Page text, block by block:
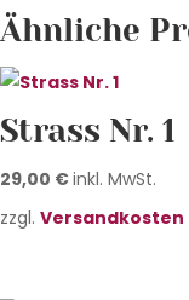
Ähnliche
Strass Nr. 1
29,00 €inkl. MwSt.
zzgl. Versandkosten